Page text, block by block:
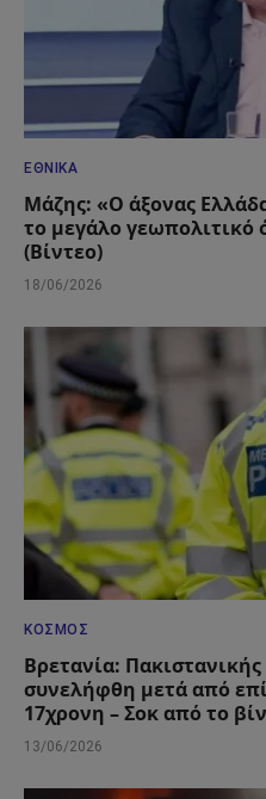
ΕΘΝΙΚΆ
Μάζης: «Ο άξονας
το μεγάλο γεωπολιτικό
(Βίντεο)
18/06/2026
ΚΌΣΜΟΣ
Βρετανία:
συνελήφθη μετά από
17χρονη – Σοκ από το
13/06/2026